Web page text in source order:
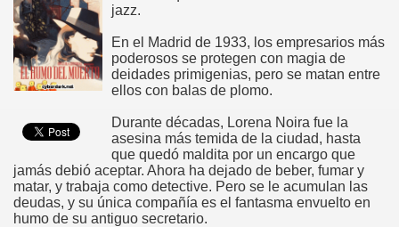
jazz.
En el Madrid de 1933, los empresarios más
poderosos se protegen con magia de
deidades primigenias, pero se matan entre
ellos con balas de plomo.
Durante décadas, Lorena Noira fue la
asesina más temida de la ciudad, hasta
que quedó maldita por un encargo que
jamás debió aceptar. Ahora ha dejado de beber, fumar y
matar, y trabaja como detective. Pero se le acumulan las
deudas, y su única compañía es el fantasma envuelto en
humo de su antiguo secretario.